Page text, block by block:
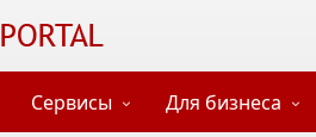
Сервисы Для бизнеса